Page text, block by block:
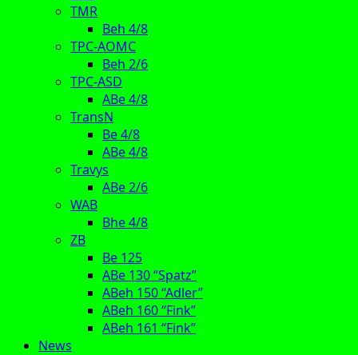
TMR
Beh 4/8
TPC-AOMC
Beh 2/6
TPC-ASD
ABe 4/8
TransN
Be 4/8
ABe 4/8
Travys
ABe 2/6
WAB
Bhe 4/8
ZB
Be 125
ABe 130 “Spatz”
ABeh 150 “Adler”
ABeh 160 “Fink”
ABeh 161 “Fink”
News